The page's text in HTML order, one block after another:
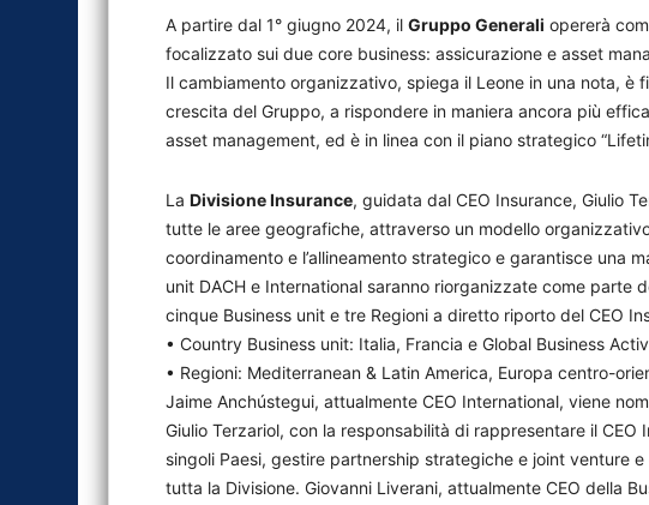
A partire dal 1° giugno 2024, il Gruppo Generali opererà
focalizzato sui due core business: assicurazione e asset
Il cambiamento organizzativo, spiega il Leone in una nota, è
crescita del Gruppo, a rispondere in maniera ancora più
asset management, ed è in linea con il piano strategico
La Divisione Insurance, guidata dal CEO Insurance, Giulio
tutte le aree geografiche, attraverso un modello
coordinamento e l’allineamento strategico e garantisce una
unit DACH e International saranno riorganizzate come parte
cinque Business unit e tre Regioni a diretto riporto del CEO
• Country Business unit: Italia, Francia e Global Business
• Regioni: Mediterranean & Latin America, Europa centro-
Jaime Anchústegui, attualmente CEO International, viene
Giulio Terzariol, con la responsabilità di rappresentare il
singoli Paesi, gestire partnership strategiche e joint venture
tutta la Divisione. Giovanni Liverani, attualmente CEO della